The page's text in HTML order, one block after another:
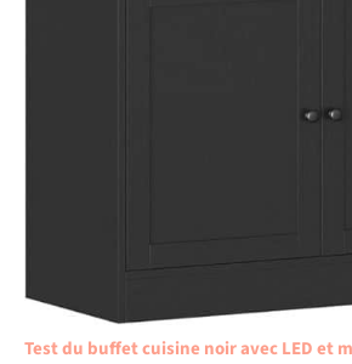
Test du buffet cuisine noir avec LED et